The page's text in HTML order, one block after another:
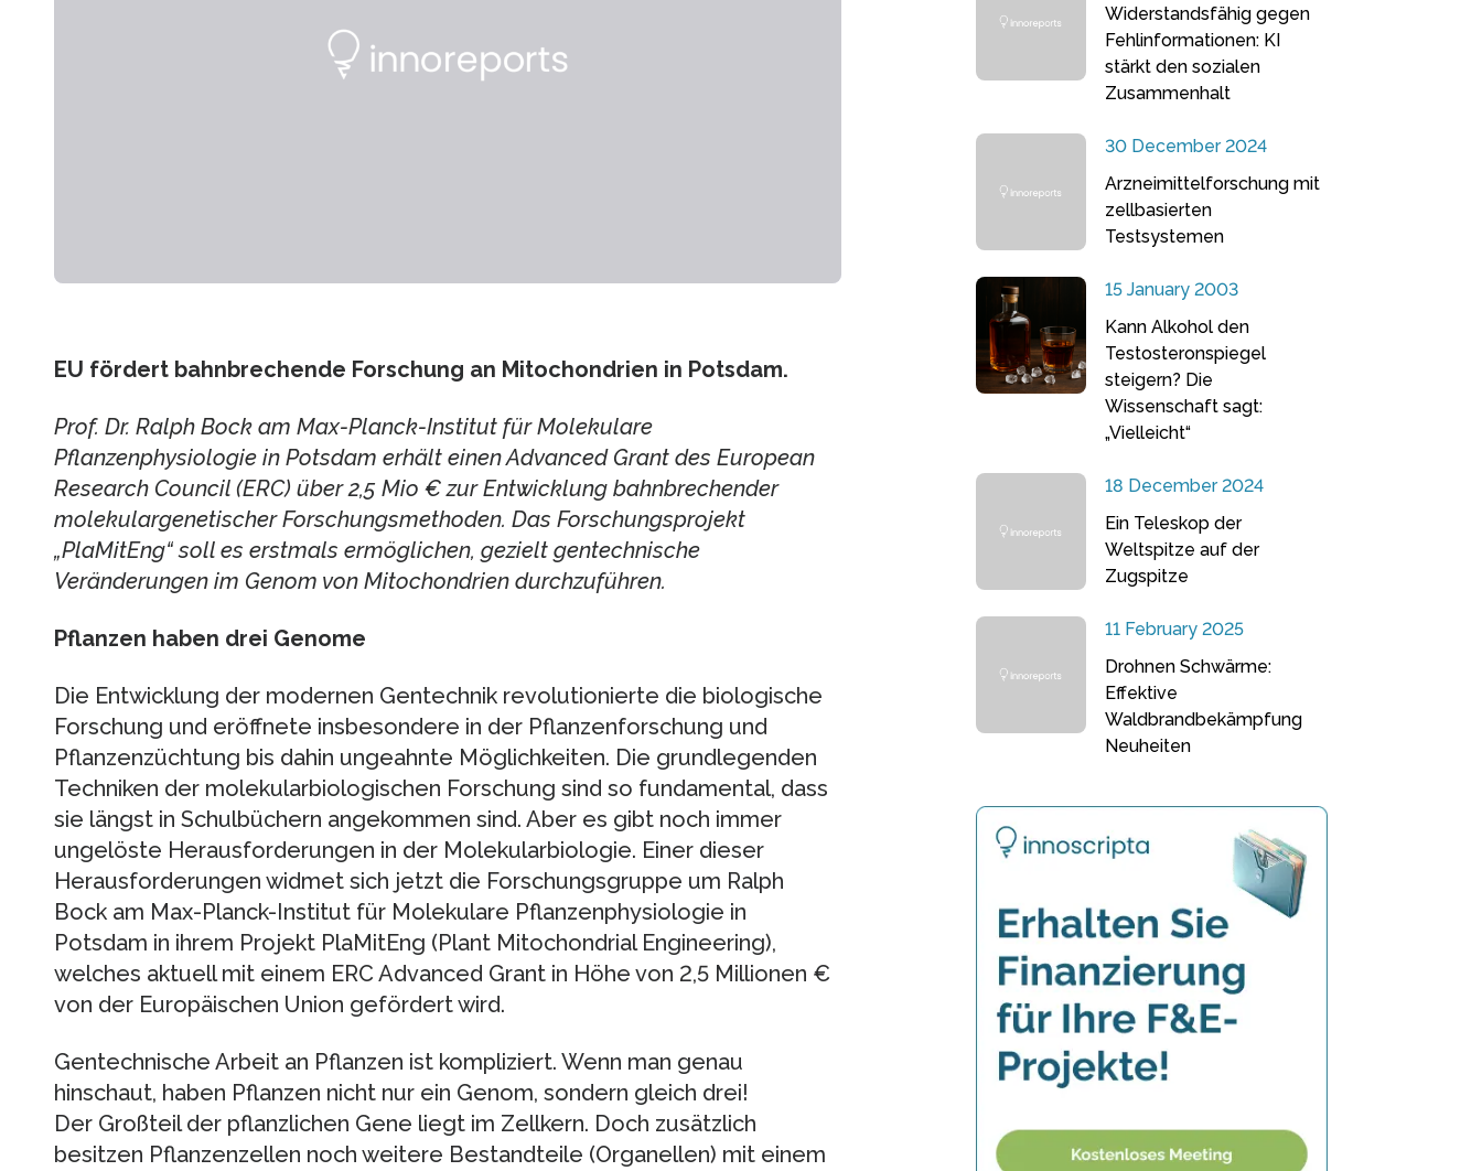
EU fördert bahnbrechende Forschung an Mitochondrien in Potsdam.
Prof. Dr. Ralph Bock am Max-Planck-Institut für Molekulare
Pflanzenphysiologie in Potsdam erhält einen Advanced Grant des European
Research Council (ERC) über 2,5 Mio € zur Entwicklung bahnbrechender
molekulargenetischer Forschungsmethoden. Das Forschungsprojekt
„PlaMitEng“ soll es erstmals ermöglichen, gezielt gentechnische
Veränderungen im Genom von Mitochondrien durchzuführen.
Pflanzen haben drei Genome
Die Entwicklung der modernen Gentechnik revolutionierte die biologische
Forschung und eröffnete insbesondere in der Pflanzenforschung und
Pflanzenzüchtung bis dahin ungeahnte Möglichkeiten. Die grundlegenden
Techniken der molekularbiologischen Forschung sind so fundamental, dass
sie längst in Schulbüchern angekommen sind. Aber es gibt noch immer
ungelöste Herausforderungen in der Molekularbiologie. Einer dieser
Herausforderungen widmet sich jetzt die Forschungsgruppe um Ralph
Bock am Max-Planck-Institut für Molekulare Pflanzenphysiologie in
Potsdam in ihrem Projekt PlaMitEng (Plant Mitochondrial Engineering),
welches aktuell mit einem ERC Advanced Grant in Höhe von 2,5 Millionen €
von der Europäischen Union gefördert wird.
Gentechnische Arbeit an Pflanzen ist kompliziert. Wenn man genau
hinschaut, haben Pflanzen nicht nur ein Genom, sondern gleich drei!
Der Großteil der pflanzlichen Gene liegt im Zellkern. Doch zusätzlich
besitzen Pflanzenzellen noch weitere Bestandteile (Organellen) mit einem
Widerstandsfähig gegen
Fehlinformationen: KI
stärkt den sozialen
Zusammenhalt
30 December 2024
Arzneimittelforschung mit
zellbasierten
Testsystemen
15 January 2003
Kann Alkohol den
Testosteronspiegel
steigern? Die
Wissenschaft sagt:
„Vielleicht“
18 December 2024
Ein Teleskop der
Weltspitze auf der
Zugspitze
11 February 2025
Drohnen Schwärme:
Effektive
Waldbrandbekämpfung
Neuheiten